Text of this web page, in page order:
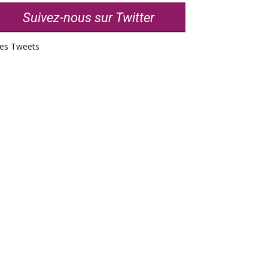
Suivez-nous sur Twitter
Tweets